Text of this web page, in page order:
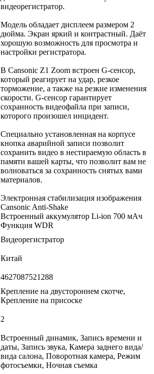
видеорегистратор.
Модель обладает дисплеем размером 2
дюйма. Экран яркий и контрастный. Даёт
хорошую возможность для просмотра и
настройки регистратора.
В Cansonic Z1 Zoom встроен G-сенсор,
который реагирует на удар, резкое
торможение, а также на резкие изменения
скорости. G-сенсор гарантирует
сохранность видеофайла при записи,
которого произошел инцидент.
Специально установленная на корпусе
кнопка аварийной записи позволит
сохранить видео в нестираемую область в
памяти вашей карты, что позволит вам не
волноваться за сохранность снятых вами
материалов.
Электронная стабилизация изображения
Cansonic Anti-Shake
Встроенный аккумулятор Li-ion 700 мАч
Функция WDR
Видеорегистратор
Китай
4627087521288
Крепление на двустороннем скотче,
Крепление на присоске
2
Встроенный динамик, Запись времени и
даты, Запись звука, Камера заднего вида/
вида салона, Поворотная камера, Режим
фотосъемки, Ночная съемка